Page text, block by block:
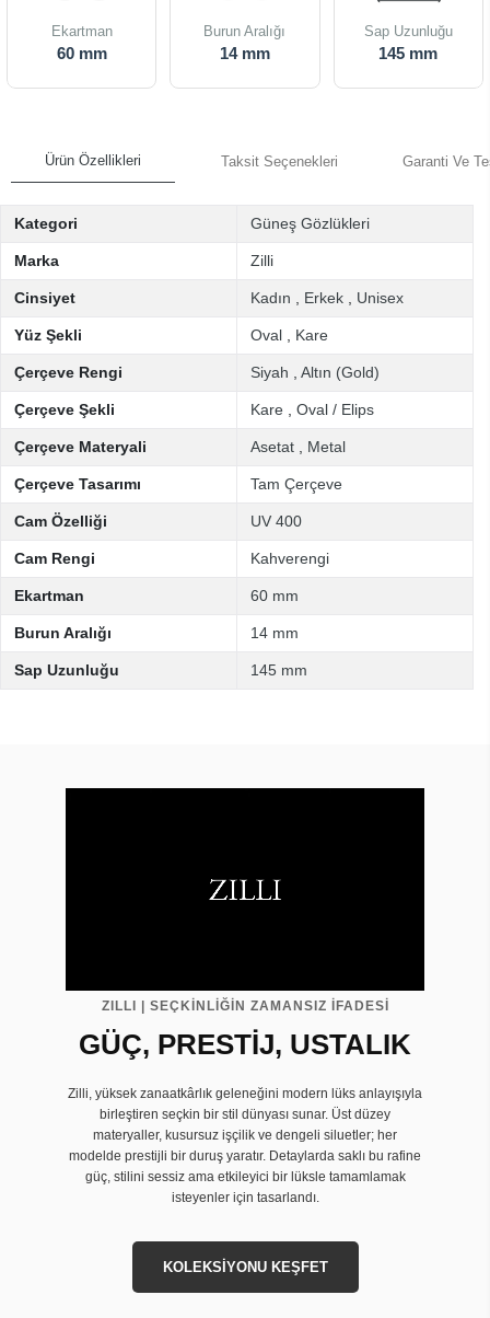
Ekartman
60 mm
Burun Aralığı
14 mm
Sap Uzunluğu
145 mm
Ürün Özellikleri Taksit Seçenekleri Garanti Ve
Kategori Güneş Gözlükleri
Marka Zilli
Cinsiyet Kadın Erkek Unisex
Yüz Şekli Oval Kare
Çerçeve Rengi Siyah Altın (Gold)
Çerçeve Şekli Kare Oval / Elips
Çerçeve Materyali Asetat Metal
Çerçeve Tasarımı Tam Çerçeve
Cam Özelliği UV 400
Cam Rengi Kahverengi
Ekartman 60 mm
Burun Aralığı 14 mm
Sap Uzunluğu 145 mm
ZILLI | SEÇKİNLİĞİN ZAMANSIZ İFADESİ
GÜÇ, PRESTİJ, USTALIK
Zilli, yüksek zanaatkârlık geleneğini modern lüks anlayışıyla
birleştiren seçkin bir stil dünyası sunar. Üst düzey
materyaller, kusursuz işçilik ve dengeli siluetler; her
modelde prestijli bir duruş yaratır. Detaylarda saklı bu rafine
güç, stilini sessiz ama etkileyici bir lüksle tamamlamak
isteyenler için tasarlandı.
KOLEKSİYONU KEŞFET